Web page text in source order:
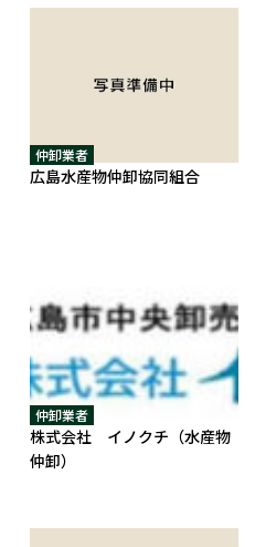
仲卸業者
広島水産物仲卸協同組合
仲卸業者
株式会社 イノクチ（水産物
仲卸）